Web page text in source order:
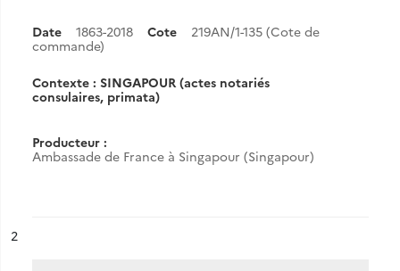
Date 1863-2018 Cote
219AN/1-135 (Cote de
commande)
Contexte : SINGAPOUR (actes notariés
consulaires, primata)
Producteur :
Ambassade de France à Singapour (Singapour)
n°
2